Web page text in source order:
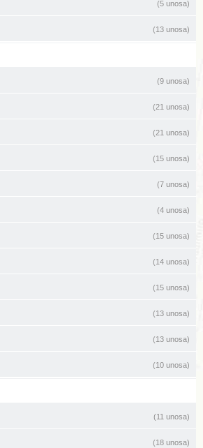
(5 unosa)
(13 unosa)
(9 unosa)
(21 unosa)
(21 unosa)
(15 unosa)
(7 unosa)
(4 unosa)
(15 unosa)
(14 unosa)
(15 unosa)
(13 unosa)
(13 unosa)
(10 unosa)
(11 unosa)
(18 unosa)